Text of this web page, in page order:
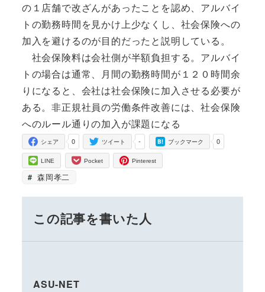
の１店舗で改ざんがあったことを認め、アルバイ
トの勤務時間を見かけ上少なくし、社会保険への
加入を避けるのが目的だったと説明している。
社会保険料は会社側が半額負担する。アルバイ
トの場合は通常、月間の勤務時間が１２０時間余
りになると、会社は社会保険に加入させる必要が
ある。非正規社員の労働条件改善には、社会保険
へのルール通りの加入が課題になる
0
シェア -
ツイート 0
ブックマーク
LINE Pocket Pinterest
森岡孝二
この記事を書いた人
ASU-NET